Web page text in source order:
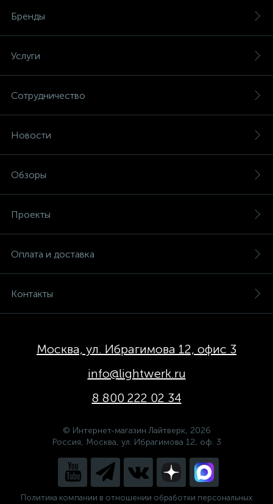
Бренды
Услуги
Сотрудничество
Новости
Обзоры
Проекты
Оплата и доставка
Контакты
Москва, ул. Ибрагимова 12, офис 3
info@lightwerk.ru
8 800 222 02 34
© Интернет-магазин Лайтверк, 2026
Россия, Москва, ул. Ибрагимова 12, оф. 3
Политика компании в отношении обработки персональных